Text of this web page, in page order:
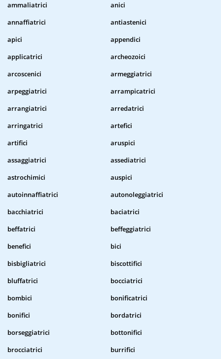
ammaliatrici
anici
annaffiatrici
antiastenici
apici
appendici
applicatrici
archeozoici
arcoscenici
armeggiatrici
arpeggiatrici
arrampicatrici
arrangiatrici
arredatrici
arringatrici
artefici
artifici
aruspici
assaggiatrici
assediatrici
astrochimici
auspici
autoinnaffiatrici
autonoleggiatrici
bacchiatrici
baciatrici
beffatrici
beffeggiatrici
benefici
bici
bisbigliatrici
biscottifici
bluffatrici
bocciatrici
bombici
bonificatrici
bonifici
bordatrici
borseggiatrici
bottonifici
brocciatrici
burrifici